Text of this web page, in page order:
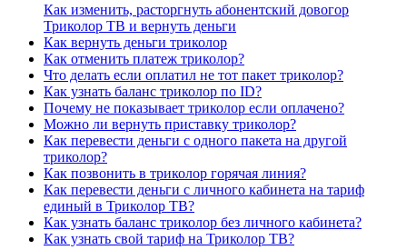
Как изменить, расторгнуть абонентский довогор
Триколор ТВ и вернуть деньги
Как вернуть деньги триколор
Как отменить платеж триколор?
Что делать если оплатил не тот пакет триколор?
Как узнать баланс триколор по ID?
Почему не показывает триколор если оплачено?
Можно ли вернуть приставку триколор?
Как перевести деньги с одного пакета на другой
триколор?
Как позвонить в триколор горячая линия?
Как перевести деньги с личного кабинета на тариф
единый в Триколор ТВ?
Как узнать баланс триколор без личного кабинета?
Как узнать свой тариф на Триколор ТВ?